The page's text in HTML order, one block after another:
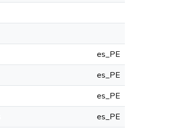
es_PE
es_PE
es_PE
es_PE